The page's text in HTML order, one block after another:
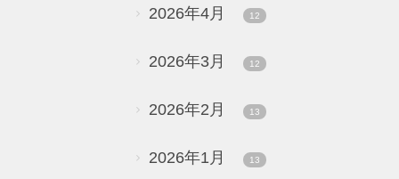
2026年4月 12
2026年3月 12
2026年2月 13
2026年1月 13